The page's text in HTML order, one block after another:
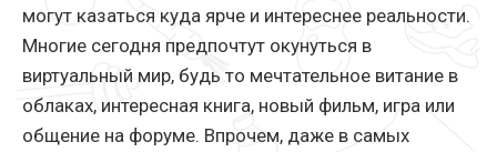
могут казаться куда ярче и интереснее реальности.
Многие сегодня предпочтут окунуться в
виртуальный мир, будь то мечтательное витание в
облаках, интересная книга, новый фильм, игра или
общение на форуме. Впрочем, даже в самых